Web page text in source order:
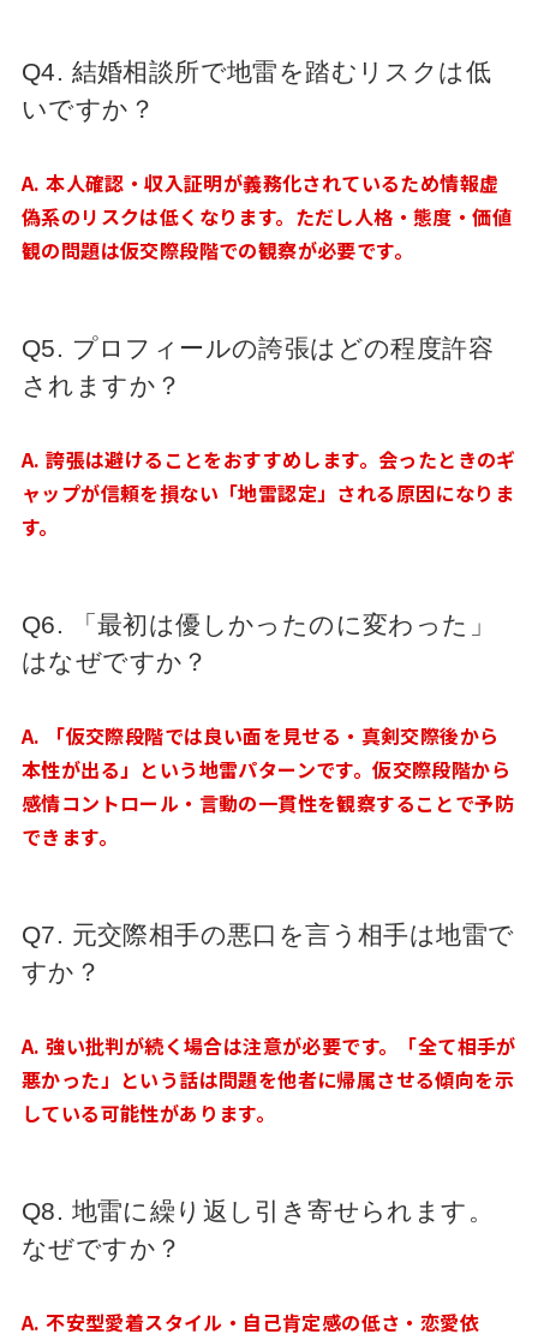
Q4. 結婚相談所で地雷を踏むリスクは低
いですか？
A. 本人確認・収入証明が義務化されているため情報虚
偽系のリスクは低くなります。ただし人格・態度・価値
観の問題は仮交際段階での観察が必要です。
Q5. プロフィールの誇張はどの程度許容
されますか？
A. 誇張は避けることをおすすめします。会ったときのギ
ャップが信頼を損ない「地雷認定」される原因になりま
す。
Q6. 「最初は優しかったのに変わった」
はなぜですか？
A. 「仮交際段階では良い面を見せる・真剣交際後から
本性が出る」という地雷パターンです。仮交際段階から
感情コントロール・言動の一貫性を観察することで予防
できます。
Q7. 元交際相手の悪口を言う相手は地雷で
すか？
A. 強い批判が続く場合は注意が必要です。「全て相手が
悪かった」という話は問題を他者に帰属させる傾向を示
している可能性があります。
Q8. 地雷に繰り返し引き寄せられます。
なぜですか？
A. 不安型愛着スタイル・自己肯定感の低さ・恋愛依